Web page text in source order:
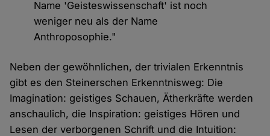
Name 'Geisteswissenschaft' ist noch
weniger neu als der Name
Anthroposophie."
Neben der gewöhnlichen, der trivialen Erkenntnis
gibt es den Steinerschen Erkenntnisweg: Die
Imagination: geistiges Schauen, Ätherkräfte werden
anschaulich, die Inspiration: geistiges Hören und
Lesen der verborgenen Schrift und die Intuition: